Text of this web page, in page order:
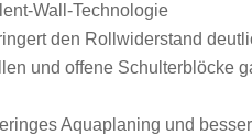
Wall-Technologie
den Rollwiderstand
und offene Schulterblöcke
Aquaplaning und